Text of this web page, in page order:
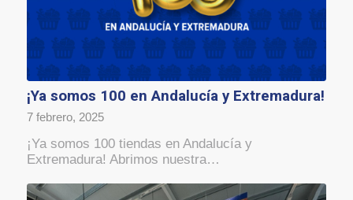
¡Ya somos 100 en Andalucía y Extremadura!
7 febrero, 2025
¡Ya somos 100 tiendas en Andalucía y
Extremadura! Abrimos nuestra…